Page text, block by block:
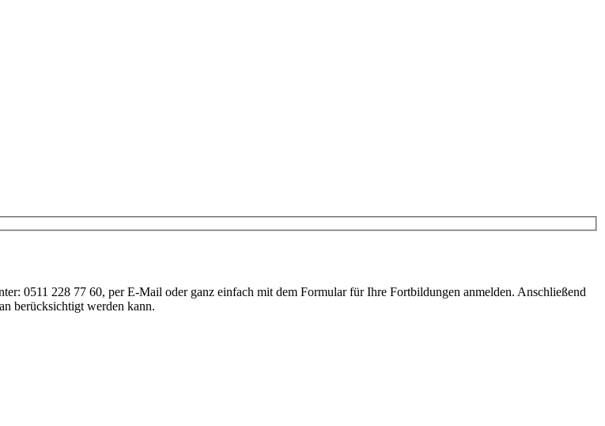
0511 228 77 60, per E-Mail oder ganz einfach mit dem Formular für Ihre Fortbildungen anmelden. Anschließend
berücksichtigt werden kann.